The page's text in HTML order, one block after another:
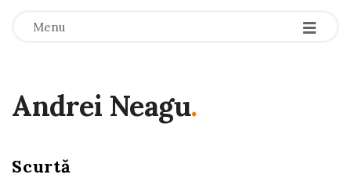
Menu -
-
-
Andrei Neagu.
Scurtă